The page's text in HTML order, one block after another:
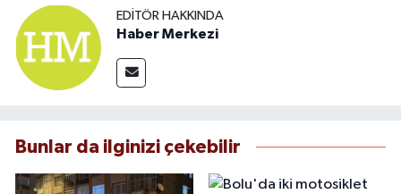
EDITÖR HAKKINDA
Haber Merkezi
Bunlar da ilginizi çekebilir